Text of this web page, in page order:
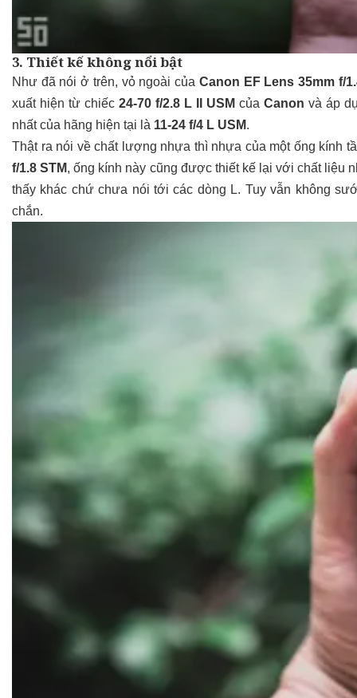
3. Thiết kế không nổi bật
Như đã nói ở trên, vỏ ngoài của Canon EF Lens 35mm f/
xuất hiện từ chiếc24-70 f/2.8 L II USM củaCanon và áp
nhất của hãng hiện tại là 11-24 f/4 L USM.
Thật ra nói về chất lượng nhựa thì nhựa của một ống kính
f/1.8 STM, ống kính này cũng được thiết kế lại với chất liệu
thấy khác chứ chưa nói tới các dòng L. Tuy vẫn không
chắn.